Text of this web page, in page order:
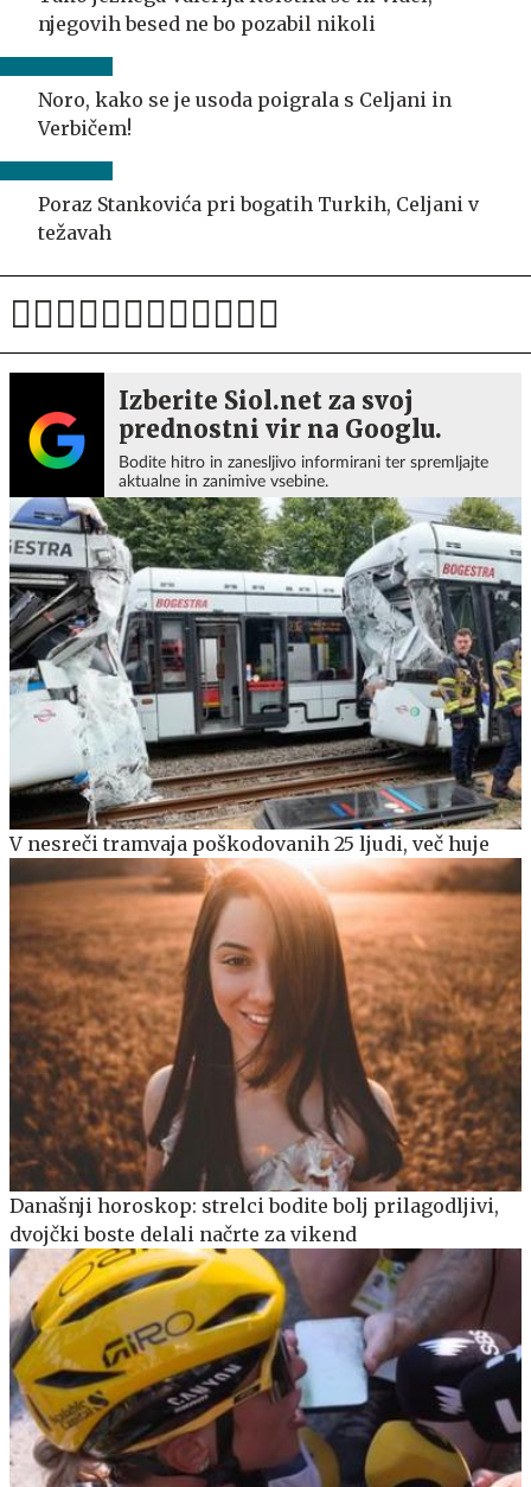
njegovih besed ne bo pozabil nikoli
Noro, kako se je usoda poigrala s Celjani in
Verbičem!
Poraz Stankovića pri bogatih Turkih, Celjani v
težavah
Izberite Siol.net za svoj
prednostni vir na Googlu.
Bodite hitro in zanesljivo informirani ter spremljajte
aktualne in zanimive vsebine.
V nesreči tramvaja poškodovanih 25 ljudi, več huje
Današnji horoskop: strelci bodite bolj prilagodljivi,
dvojčki boste delali načrte za vikend